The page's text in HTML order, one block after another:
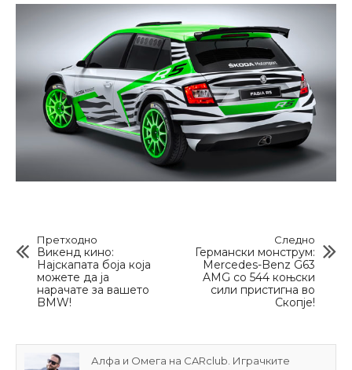
Претходно
Викенд кино:
Најскапата боја која
можете да ја
нарачате за вашето
BMW!
Следно
Германски монструм:
Mercedes-Benz G63
AMG со 544 коњски
сили пристигна во
Скопје!
Алфа и Омега на CARclub. Играчките